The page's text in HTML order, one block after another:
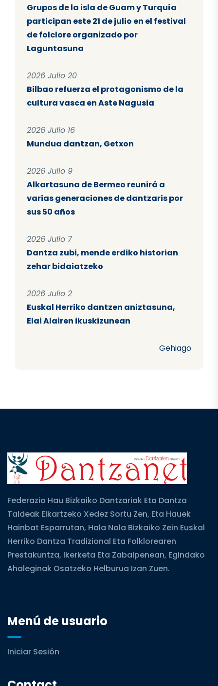
Grupos de la isla de Guam y Turquía
participan este 21 de julio en el festival
de folclore organizado por
Laguntasuna
2026 Julio 20
Bilbao refuerza el protagonismo de la
cultura vasca en Aste Nagusia
2026 Julio 16
Mundua dantzan, Getxon
2026 Julio 9
Alkartasuna de Bermeo reunirá a
varias generaciones de dantzaris por
sus 50 años
2026 Julio 7
Dantza zubi, mende erdiko historian
zehar bidaiatzeko
2026 Julio 2
Euskal Herriko dantzen aniztasuna,
Elai Alairen ikuskizunean
Gehiago
Federazio Hau Bizkaiko Dantzariak Eta Dantza
Taldeak Elkartzeko Xedez Sortu Zen, Eta Hauek
Hainbat Esparrutan, Hala Nola Bizkaiko Zein Euskal
Herriko Dantza Tradizional Eta Folklorearen
Prestakuntza, Ikerketa Eta Zabalpenean, Egindako
Ahaleginak Osatzeko Helburua Izan Zuen.
Menú de usuario
Iniciar Sesión